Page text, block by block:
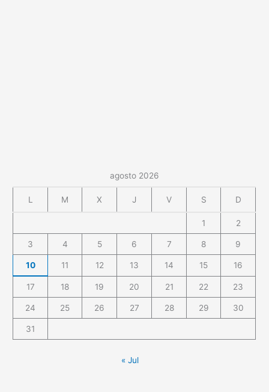
agosto 2026
L M X J V S D
1 2
3 4 5 6 7 8 9
10 11 12 13 14 15 16
17 18 19 20 21 22 23
24 25 26 27 28 29 30
31
« Jul